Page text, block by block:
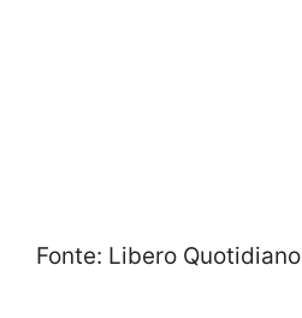
Fonte: Libero Quotidiano